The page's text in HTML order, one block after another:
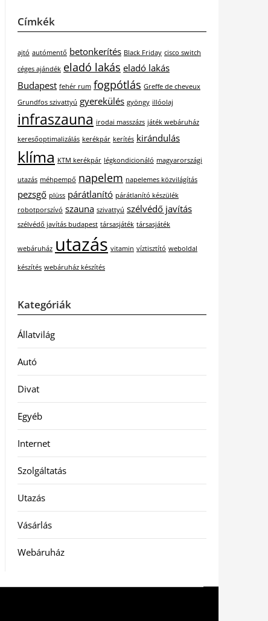
Címkék
ajtó autómentő betonkerítés Black Friday cisco switch
céges ajándék eladó lakás eladó lakás
Budapest fehér rum fogpótlás Greffe de cheveux
Grundfos szivattyú gyerekülés gyöngy illóolaj
infraszauna irodai masszázs játék webáruház
keresőoptimalizálás kerékpár kerítés kirándulás
klíma KTM kerékpár légkondicionáló magyarországi
utazás méhpempő napelem napelemes közvilágítás
pezsgő plüss párátlanító párátlanító készülék
robotporszívó szauna szivattyú szélvédő javítás
szélvédő javítás budapest társasjáték társasjáték
webáruház utazás vitamin víztisztító weboldal
készítés webáruház készítés
Kategóriák
Állatvilág
Autó
Divat
Egyéb
Internet
Szolgáltatás
Utazás
Vásárlás
Webáruház